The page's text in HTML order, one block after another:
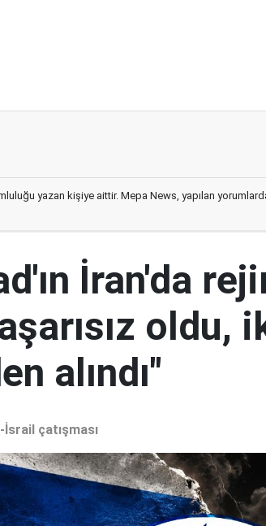
yazan kişiye aittir. Mepa News, yapılan
İran'da
oldu,
alındı"
İsrail çatışması